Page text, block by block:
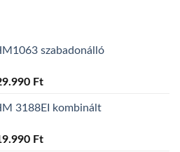
szabadonálló
Ft.
FtCurrent
is:
3188EI kombinált
FtCurrent